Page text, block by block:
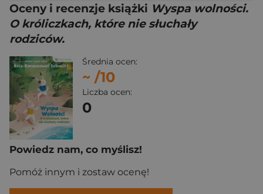
Oceny i recenzje książki Wyspa wolności.
O króliczkach, które nie słuchały
rodziców.
Średnia ocen:
~ /10
Liczba ocen:
0
Powiedz nam, co myślisz!
Pomóż innym i zostaw ocenę!